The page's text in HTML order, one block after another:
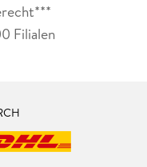
Filialen